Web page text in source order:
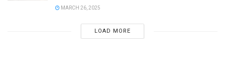
MARCH 26, 2025
LOAD MORE